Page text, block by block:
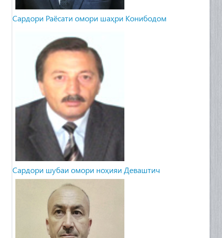
Сардори Раёсати омори шаҳри Конибодом
Cардори шубаи омори ноҳияи Деваштич